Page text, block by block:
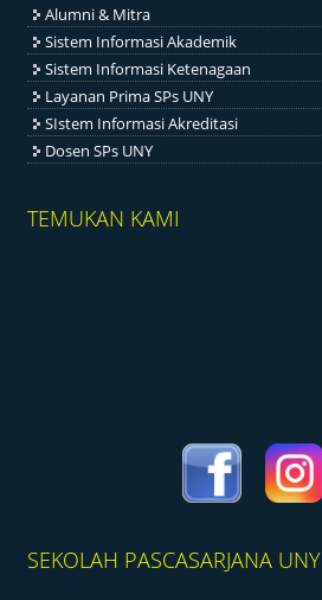
Alumni & Mitra
Sistem Informasi Akademik
Sistem Informasi Ketenagaan
Layanan Prima SPs UNY
SIstem Informasi Akreditasi
Dosen SPs UNY
TEMUKAN KAMI
SEKOLAH PASCASARJANA UNY